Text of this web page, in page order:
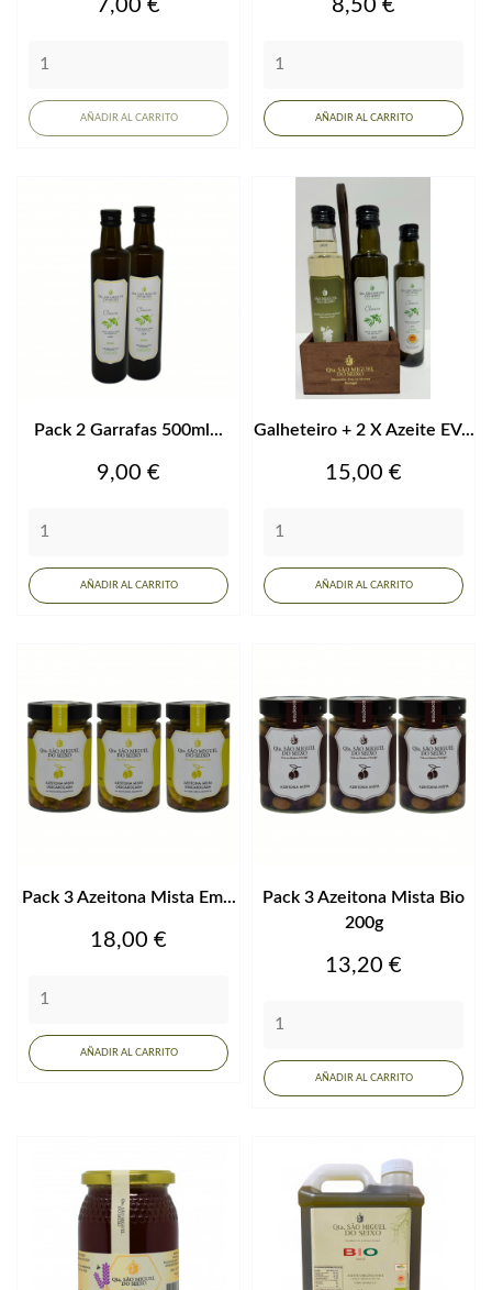
7,00 €
AÑADIR AL CARRITO
8,50 €
AÑADIR AL CARRITO
Pack 2 Garrafas 500ml...
Precio
9,00 €
AÑADIR AL CARRITO
Galheteiro + 2 X Azeite EV...
Precio
15,00 €
AÑADIR AL CARRITO
Pack 3 Azeitona Mista Em...
Precio
18,00 €
AÑADIR AL CARRITO
Pack 3 Azeitona Mista Bio
200g
Precio
13,20 €
AÑADIR AL CARRITO